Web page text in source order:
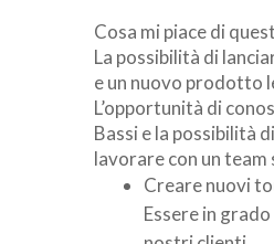
Cosa mi piace di
La possibilità di
e un nuovo prodotto
L’opportunità di
Bassi e la possibilità
lavorare con un
Creare nuovi
Essere in